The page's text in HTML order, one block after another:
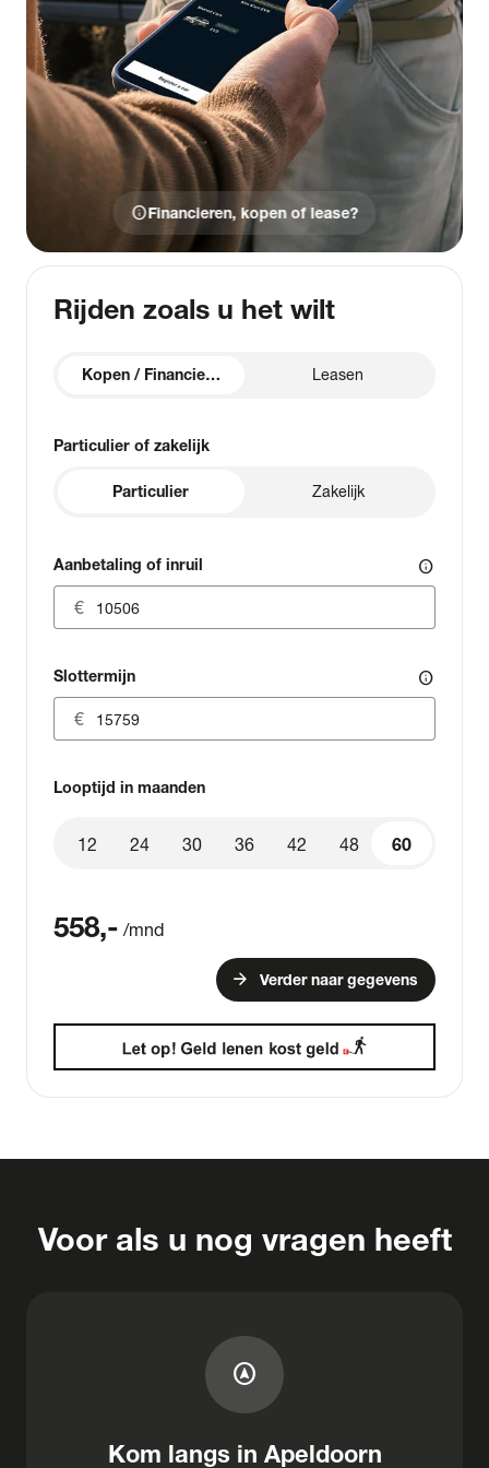
infoFinancieren, kopen of lease?
Rijden zoals u het wilt
Kopen / Financieren Leasen
Particulier of zakelijk
Particulier Zakelijk
Aanbetaling of inruil info
Slottermijn info
Looptijd in maanden
60
12 24 30 36 42 48 60
558,- /mnd
arrow_forward Verder naar gegevens
Voor als u nog vragen heeft
assistant_navigation
Kom langs in Apeldoorn